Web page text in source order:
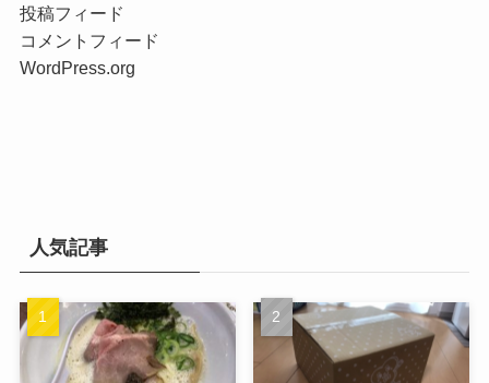
投稿フィード
コメントフィード
WordPress.org
人気記事